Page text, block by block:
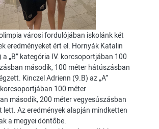
városi fordulójában iskolánk két
eredményeket ért el. Hornyák Katalin
a „B” kategória IV. korcsoportjában 100
második, 100 méter hátúszásban
Kinczel Adrienn (9.B) az „A”
100 méter
második, 200 méter vegyesúszásban
lett. Az eredmények alapján mindketten
a megyei döntőbe.